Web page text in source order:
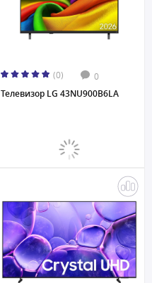
(0) 0
Телевизор LG 43NU900B6LA